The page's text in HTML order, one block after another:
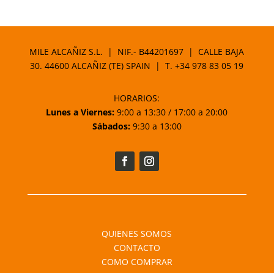
MILE ALCAÑIZ S.L. | NIF.- B44201697 | CALLE BAJA
30. 44600 ALCAÑIZ (TE) SPAIN | T.+34 978 83 05 19
HORARIOS:
Lunes a Viernes: 9:00 a 13:30 / 17:00 a 20:00
Sábados:9:30 a 13:00
QUIENES SOMOS
CONTACTO
COMO COMPRAR